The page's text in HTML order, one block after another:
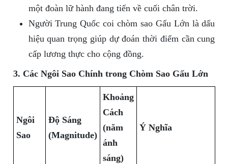
một đoàn lữ hành đang tiến về cuối chân trời.
Người Trung Quốc coi chòm sao Gấu Lớn là dấu
hiệu quan trọng giúp dự đoán thời điểm cần cung
cấp lương thực cho cộng đồng.
3. Các Ngôi Sao Chính trong Chòm Sao Gấu Lớn
Ngôi
Sao
Độ Sáng
(Magnitude)
Khoảng
Cách
(năm
ánh
sáng)
Ý Nghĩa